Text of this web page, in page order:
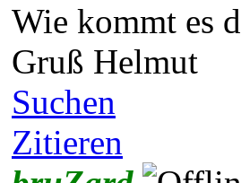
Wie kommt es
Gruß Helmut
Suchen
Zitieren